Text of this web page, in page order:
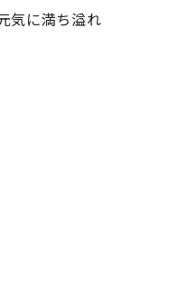
気に満ち溢れ